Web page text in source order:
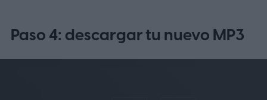
Paso 4: descargar tu nuevo MP3